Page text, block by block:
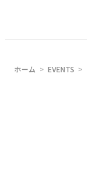
ホーム EVENTS